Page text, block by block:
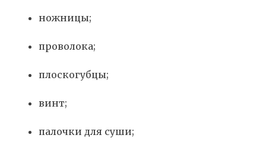
ножницы;
проволока;
плоскогубцы;
винт;
палочки для суши;